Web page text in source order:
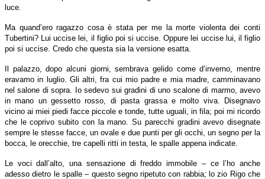
luce.
Ma quand’ero ragazzo cosa è stata per me la morte violenta dei conti
Tubertini? Lui uccise lei, il figlio poi si uccise. Oppure lei uccise lui, il figlio
poi si uccise. Credo che questa sia la versione esatta.
Il palazzo, dopo alcuni giorni, sembrava gelido come d’inverno, mentre
eravamo in luglio. Gli altri, fra cui mio padre e mia madre, camminavano
nel salone di sopra. Io sedevo sui gradini di uno scalone di marmo, avevo
in mano un gessetto rosso, di pasta grassa e molto viva. Disegnavo
vicino ai miei piedi facce piccole e tonde, tutte uguali, in fila; poi mi ricordo
che le coprivo subito con la mano. Su parecchi gradini avevo disegnate
sempre le stesse facce, un ovale e due punti per gli occhi, un segno per la
bocca, le orecchie, tre capelli ritti in testa, le spalle appena indicate.
Le voci dall’alto, una sensazione di freddo immobile – ce l’ho anche
adesso dietro le spalle – questo segno ripetuto con rabbia; lo zio Rigo che